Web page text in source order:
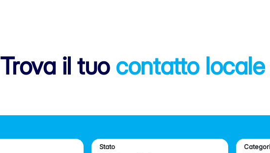
Trova il tuo contatto locale
Stato